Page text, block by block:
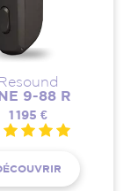
Resound
9-88 R
1 195 €